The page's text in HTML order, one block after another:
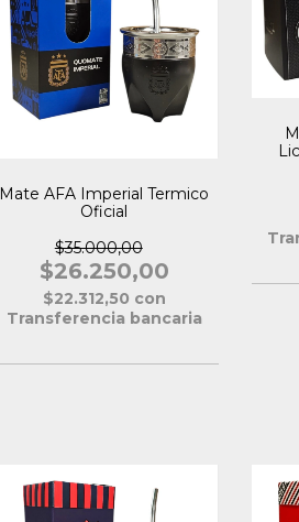
Mate AFA Imperial Termico
Oficial
$35.000,00
$26.250,00
$22.312,50 con
Transferencia bancaria